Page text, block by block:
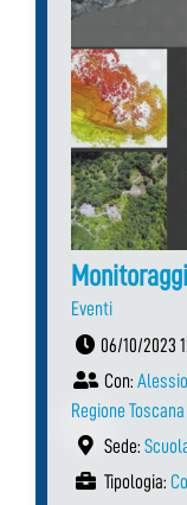
Eventi
06/10/2023
Con:
Regione Toscana
Sede:
Tipologia: